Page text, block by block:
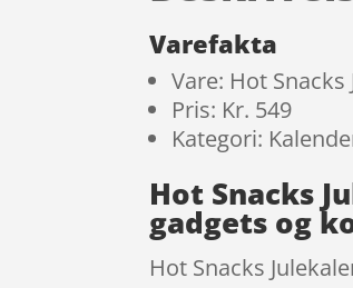
Varefakta
Vare: Hot
Pris: Kr. 549
Kategori:
Hot Snacks
gadgets og
Hot Snacks